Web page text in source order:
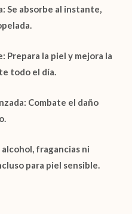
Se absorbe al instante,
Prepara la piel y mejora la
todo el día.
Combate el daño
alcohol, fragancias ni
para piel sensible.